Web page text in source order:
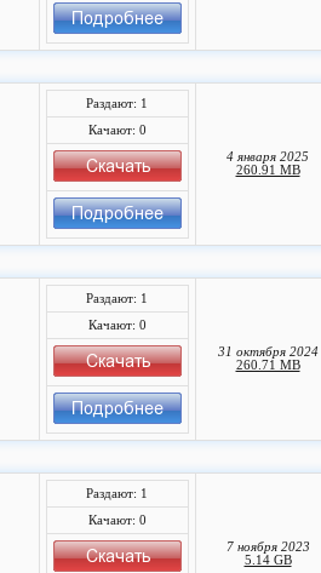
Раздают: 1
Качают: 0
4 января 2025
260.91 MB
Раздают: 1
Качают: 0
31 октября 2024
260.71 MB
Раздают: 1
Качают: 0
7 ноября 2023
5.14 GB